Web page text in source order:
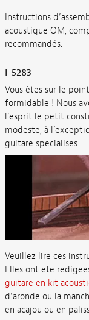
Instructions
acoustique OM,
recommandés.
I-5283
Vous êtes sur le
formidable ! Nous
l’esprit le petit
modeste, à
guitare spécialisés.
Veuillez lire ces
Elles ont été
guitare en kit
d’aronde ou la
en acajou ou en